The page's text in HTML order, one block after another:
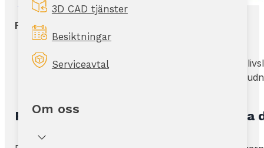
3D CAD tjänster
Besiktningar
Serviceavtal
Om oss
Fördelar med våra rullskenor:
Hög kvalitet och robust konstruktion för lång
Tysta. Materialet i våra rullskenor håller ner
Rullbanor för pallgods – Effektivisera